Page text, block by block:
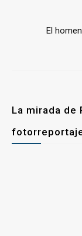
El
La mirada de